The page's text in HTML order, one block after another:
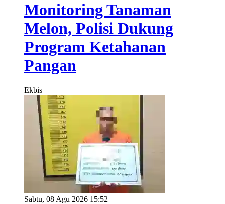
Monitoring Tanaman
Melon, Polisi Dukung
Program Ketahanan
Pangan
Ekbis
Sabtu, 08 Agu 2026 15:52